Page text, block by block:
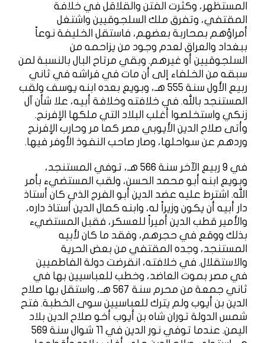
المستظهر، وكثرت الفتن والقلاقل في خلافة
المقتفي، وتفرق ملك السلجوقيين واشتغل
أمراؤهم بمحاربة بعضهم، فاستقل الخليفة نوعاً
ببغداد والعراق لعدم وجود من يزاحمه من
السلجوقيين أو غيرهم. وبقي مرتاح البال بالنسبة لمن
سبقه من الخلفاء إلى أن مات في فراشه في ثاني
ربيع الأول سنة 555 هـ، وبويع بعده ابنه يوسف ولقب
المستنجد بالله. في خلافته وخلافة أبيه، علا شأن آل
زنكي واستخلصوا أغلب البلاد التي ملكها الإفرنج.
وأتى صلاح الدين الأيوبي مصر كما مر وحارب الإفرنج
وردهم عن سواحلها، وصار صاحب النفوذ الأوفر فيها.
في 9 ربيع الآخر سنة 566 هـ، توفي المستنجد،
وبويع ابنه أبو محمد الحسن، ولقب المستضيء بأمر
الله. اشترط عليه عضد الدين أبو الفرج الذي كان أستاذ
دار أبيه أن يكون وزيراً له، وابنه كمال الدين أستاذ داره،
والأمير قطب الدين أميراً للعسكر، فقبل المستضيء
بذلك ووقع في حجرهم، وفقد ما كان لأبيه
المستنجد، وجده المقتفي من بعض الحرية
والاستقلال. في خلافته، انقرضت دولة الفاطميين
في مصر بموت العاضد، وخطب للعباسيين بها في
ثاني جمعة من محرم سنة 567 هـ، واستقل بها صلاح
الدين بن أيوب ولم يترك للعباسيين سوى الخطبة. فتح
شمس الدولة توران شاه بن أيوب أخو صلاح الدين بلاد
اليمن. عندما توفي نور الدين في 11 شوال سنة 569